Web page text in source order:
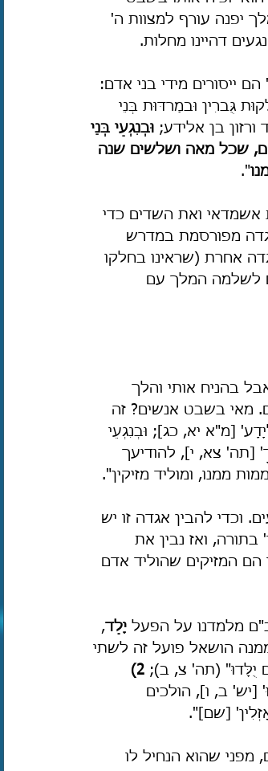
יפנה עורף למצוות ה'
דהיינו מחלות.
ייסורים מידי בני אדם:
גֻּברִין וּבמַרדּוּת בְּנֵי
בן אלידע; וּבְנִגְעֵי בְּנֵי
שכל מאה ושלשים שנה
".
אשמדאי ואת השדים כדי
מפורסמת במדרש
אחרת (שראינו בחלקו
לשלמה המלך עם
בהניח אותי והלך
מאי בשבט אנשים? זה
[מ"א יא, כג]; וּבְנִגְעֵי
[תה' צא, י], להודיעך
וכדי להבין אגדה זו יש
ואז נבין את
הם המזיקים שהוליד אדם
מלמדנו על הפעל יָלַד,
הושאל פועל זה לשתי
יֻלָּדוּ" (תה' צ, ב);
[יש' ב, ו], הולכים
[שם]".
שהוא הנחיל לו